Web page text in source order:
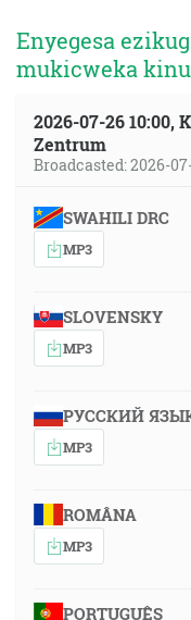
Enyegesa
mukicweka kinu
2026-07-26 10:00,
Zentrum
Broadcasted: 2026-
SWAHILI DRC
MP3
SLOVENSKY
MP3
РУССКИЙ
MP3
ROMÂNA
MP3
PORTUGUÊS